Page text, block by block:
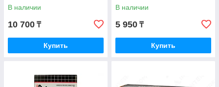
В наличии
10 700 ₸
Купить
В наличии
5 950 ₸
Купить